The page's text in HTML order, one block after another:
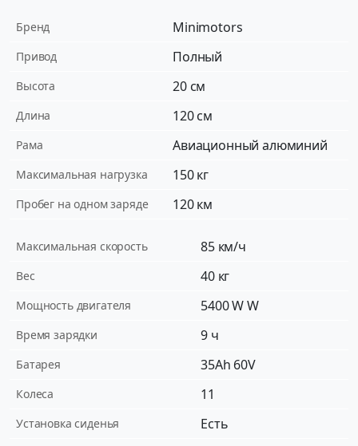
Бренд Minimotors
Привод Полный
Высота 20 см
Длина 120 см
Рама Авиационный алюминий
Максимальная нагрузка 150 кг
Пробег на одном заряде 120 км
Максимальная скорость 85 км/ч
Вес 40 кг
Мощность двигателя 5400 W W
Время зарядки 9 ч
Батарея 35Ah 60V
Колеса 11
Установка сиденья Есть